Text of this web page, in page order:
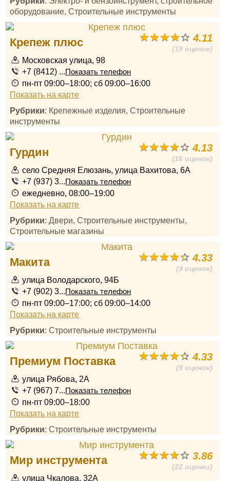
оборудование, Строительные инструменты
4.11
(19 оценок)
Крепеж плюс
Московская улица, 98
+7 (8412) ...Показать телефон
пн-пт 09:00–18:00; сб 09:00–16:00
Показать на карте
Рубрики: Крепежные изделия, Строительные
инструменты
4.13
(16 оценок)
Гурдин
село Средняя Елюзань, улица Вахитова, 6А
+7 (937) 3...Показать телефон
ежедневно, 08:00–19:00
Показать на карте
Рубрики: Двери, Строительные инструменты,
Строительные магазины
4.33
(9 оценок)
Макита
улица Володарского, 94Б
+7 (902) 3...Показать телефон
пн-пт 09:00–17:00; сб 09:00–14:00
Показать на карте
Рубрики: Строительные инструменты
4.33
(9 оценок)
Премиум Поставка
улица Рябова, 2А
+7 (967) 7...Показать телефон
пн-пт 09:00–18:00
Показать на карте
Рубрики: Строительные инструменты
3.86
(22 оценки)
Мир инструмента
улица Чкалова, 32А